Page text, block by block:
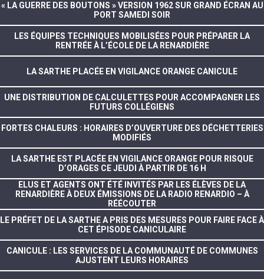
« LA GUERRE DES BOUTONS » VERSION 1962 SUR GRAND ÉCRAN AU
PORT SAMEDI SOIR
LES ÉQUIPES TECHNIQUES MOBILISÉES POUR PRÉPARER LA
RENTRÉE À L’ÉCOLE DE LA RENARDIÈRE
LA SARTHE PLACÉE EN VIGILANCE ORANGE CANICULE
UNE DISTRIBUTION DE CALCULETTES POUR ACCOMPAGNER LES
FUTURS COLLÉGIENS
FORTES CHALEURS : HORAIRES D’OUVERTURE DES DÉCHETTERIES
MODIFIÉS
LA SARTHE EST PLACÉE EN VIGILANCE ORANGE POUR RISQUE
D’ORAGES CE JEUDI À PARTIR DE 16 H
ELUS ET AGENTS ONT ÉTÉ INVITÉS PAR LES ÉLÈVES DE LA
RENARDIÈRE À DEUX ÉMISSIONS DE LA RADIO RENARDIO – À
RÉÉCOUTER
LE PRÉFET DE LA SARTHE A PRIS DES MESURES POUR FAIRE FACE À
CET ÉPISODE CANICULAIRE
CANICULE : LES SERVICES DE LA COMMUNAUTÉ DE COMMUNES
AJUSTENT LEURS HORAIRES